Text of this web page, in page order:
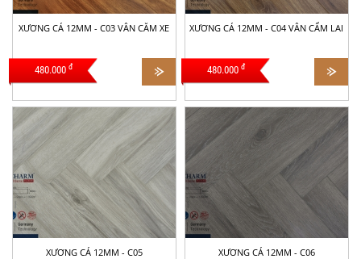
XƯƠNG CÁ 12MM - C03 VÂN CĂM XE
480.000 đ
XƯƠNG CÁ 12MM - C04 VÂN CẨM LAI
480.000 đ
XƯƠNG CÁ 12MM - C05 XƯƠNG CÁ 12MM - C06